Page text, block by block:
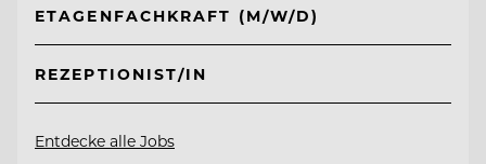
ETAGENFACHKRAFT (M/W/D)
REZEPTIONIST/IN
Entdecke alle Jobs